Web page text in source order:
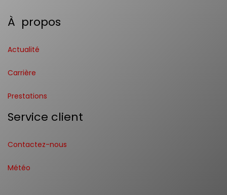
À propos
Actualité
Carrière
Prestations
Service client
Contactez-nous
Météo